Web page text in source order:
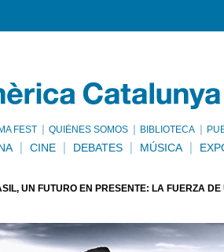
FEST QUIÉNES SOMOS BIBLIOTECA
CINE DEBATES MÚSICA
UN FUTURO EN PRESENTE: LA FUERZA